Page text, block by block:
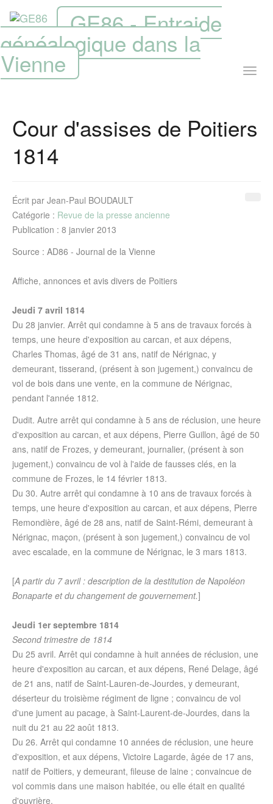
GE86 - Entraide
généalogique dans la
Vienne
Cour d'assises de Poitiers
1814
Écrit par Jean-Paul BOUDAULT
Catégorie : Revue de la presse ancienne
Publication : 8 janvier 2013
Source : AD86 - Journal de la Vienne
Affiche, annonces et avis divers de Poitiers
Jeudi 7 avril 1814
Du 28 janvier. Arrêt qui condamne à 5 ans de travaux forcés à
temps, une heure d'exposition au carcan, et aux dépens,
Charles Thomas, âgé de 31 ans, natif de Nérignac, y
demeurant, tisserand, (présent à son jugement,) convaincu de
vol de bois dans une vente, en la commune de Nérignac,
pendant l'année 1812.
Dudit. Autre arrêt qui condamne à 5 ans de réclusion, une heure
d'exposition au carcan, et aux dépens, Pierre Guillon, âgé de 50
ans, natif de Frozes, y demeurant, journalier, (présent à son
jugement,) convaincu de vol à l'aide de fausses clés, en la
commune de Frozes, le 14 février 1813.
Du 30. Autre arrêt qui condamne à 10 ans de travaux forcés à
temps, une heure d'exposition au carcan, et aux dépens, Pierre
Remondière, âgé de 28 ans, natif de Saint-Rémi, demeurant à
Nérignac, maçon, (présent à son jugement,) convaincu de vol
avec escalade, en la commune de Nérignac, le 3 mars 1813.
[A partir du 7 avril : description de la destitution de Napoléon
Bonaparte et du changement de gouvernement.]
Jeudi 1er septembre 1814
Second trimestre de 1814
Du 25 avril. Arrêt qui condamne à huit années de réclusion, une
heure d'exposition au carcan, et aux dépens, René Delage, âgé
de 21 ans, natif de Saint-Lauren-de-Jourdes, y demeurant,
déserteur du troisième régiment de ligne ; convaincu de vol
d'une jument au pacage, à Saint-Laurent-de-Jourdes, dans la
nuit du 21 au 22 août 1813.
Du 26. Arrêt qui condamne 10 années de réclusion, une heure
d'exposition, et aux dépens, Victoire Lagarde, âgée de 17 ans,
natif de Poitiers, y demeurant, fileuse de laine ; convaincue de
vol commis dans une maison habitée, ou elle était en qualité
d'ouvrière.